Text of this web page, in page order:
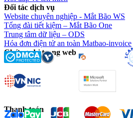
Đối tác dịch vụ
Website chuyên nghiệp - Mắt Bão WS
Tổng đài tiết kiệm – Mắt Bão One
Trung tâm dữ liệu – ODS
Hóa đơn điện tử an toàn Matbao-invoice
Chứng chỉ trang web
Thanh toán